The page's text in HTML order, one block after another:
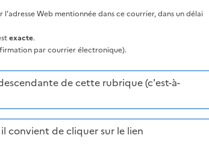
Web mentionnée dans ce courrier, dans un délai
exacte.
par courrier électronique).
de cette rubrique (c'est-à-
convient de cliquer sur le lien